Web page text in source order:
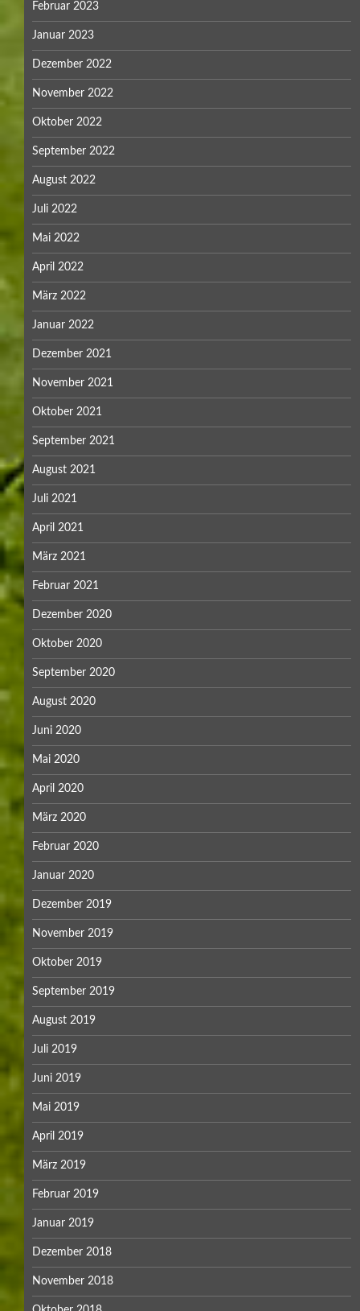
Februar 2023
Januar 2023
Dezember 2022
November 2022
Oktober 2022
September 2022
August 2022
Juli 2022
Mai 2022
April 2022
März 2022
Januar 2022
Dezember 2021
November 2021
Oktober 2021
September 2021
August 2021
Juli 2021
April 2021
März 2021
Februar 2021
Dezember 2020
Oktober 2020
September 2020
August 2020
Juni 2020
Mai 2020
April 2020
März 2020
Februar 2020
Januar 2020
Dezember 2019
November 2019
Oktober 2019
September 2019
August 2019
Juli 2019
Juni 2019
Mai 2019
April 2019
März 2019
Februar 2019
Januar 2019
Dezember 2018
November 2018